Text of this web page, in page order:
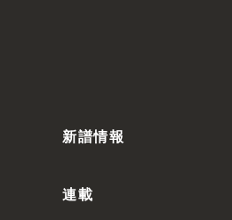
新譜情報
連載